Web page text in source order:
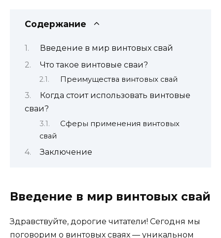
Содержание
Введение в мир винтовых свай
Что такое винтовые сваи?
Преимущества винтовых свай
Когда стоит использовать винтовые
сваи?
Сферы применения винтовых
свай
Заключение
Введение в мир винтовых свай
Здравствуйте, дорогие читатели! Сегодня мы
поговорим о винтовых сваях — уникальном